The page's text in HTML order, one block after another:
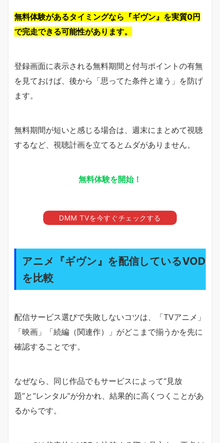
無料体験があるタイミングなら『ギヴン』を実質0円
で完走できる可能性があります。
登録画面に表示される無料期間と付与ポイントの有無
を見ておけば、後から「思ってた条件と違う」を防げ
ます。
無料期間が短いと感じる場合は、週末にまとめて視聴
するなど、視聴計画を立てるとムダがありません。
無料体験を開始！
DMM TVを今すぐチェックする
アニメ『ギヴン』を配信しているVOD
を比較
配信サービス選びで失敗しないコツは、「TVアニメ」
「映画」「続編（関連作）」がどこまで揃うかを先に
確認することです。
なぜなら、同じ作品でもサービスによって“見放
題”と“レンタル”が分かれ、結果的に高くつくことがあ
るからです。